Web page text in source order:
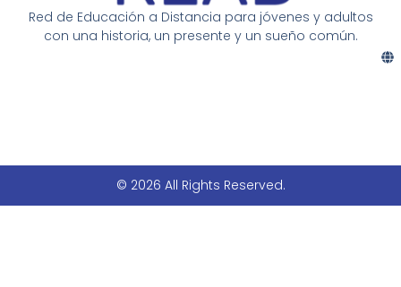
Red de Educación a Distancia para jóvenes y adultos
con una historia, un presente y un sueño común.
© 2026 All Rights Reserved.